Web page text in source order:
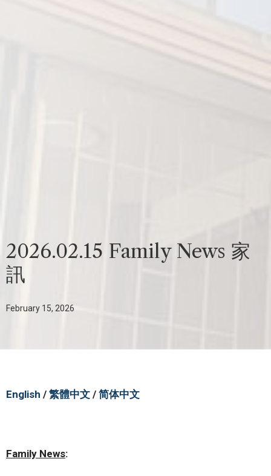
2026.02.15 Family News 家
訊
February 15, 2026
English / 繁體中文 / 简体中文
Family News: